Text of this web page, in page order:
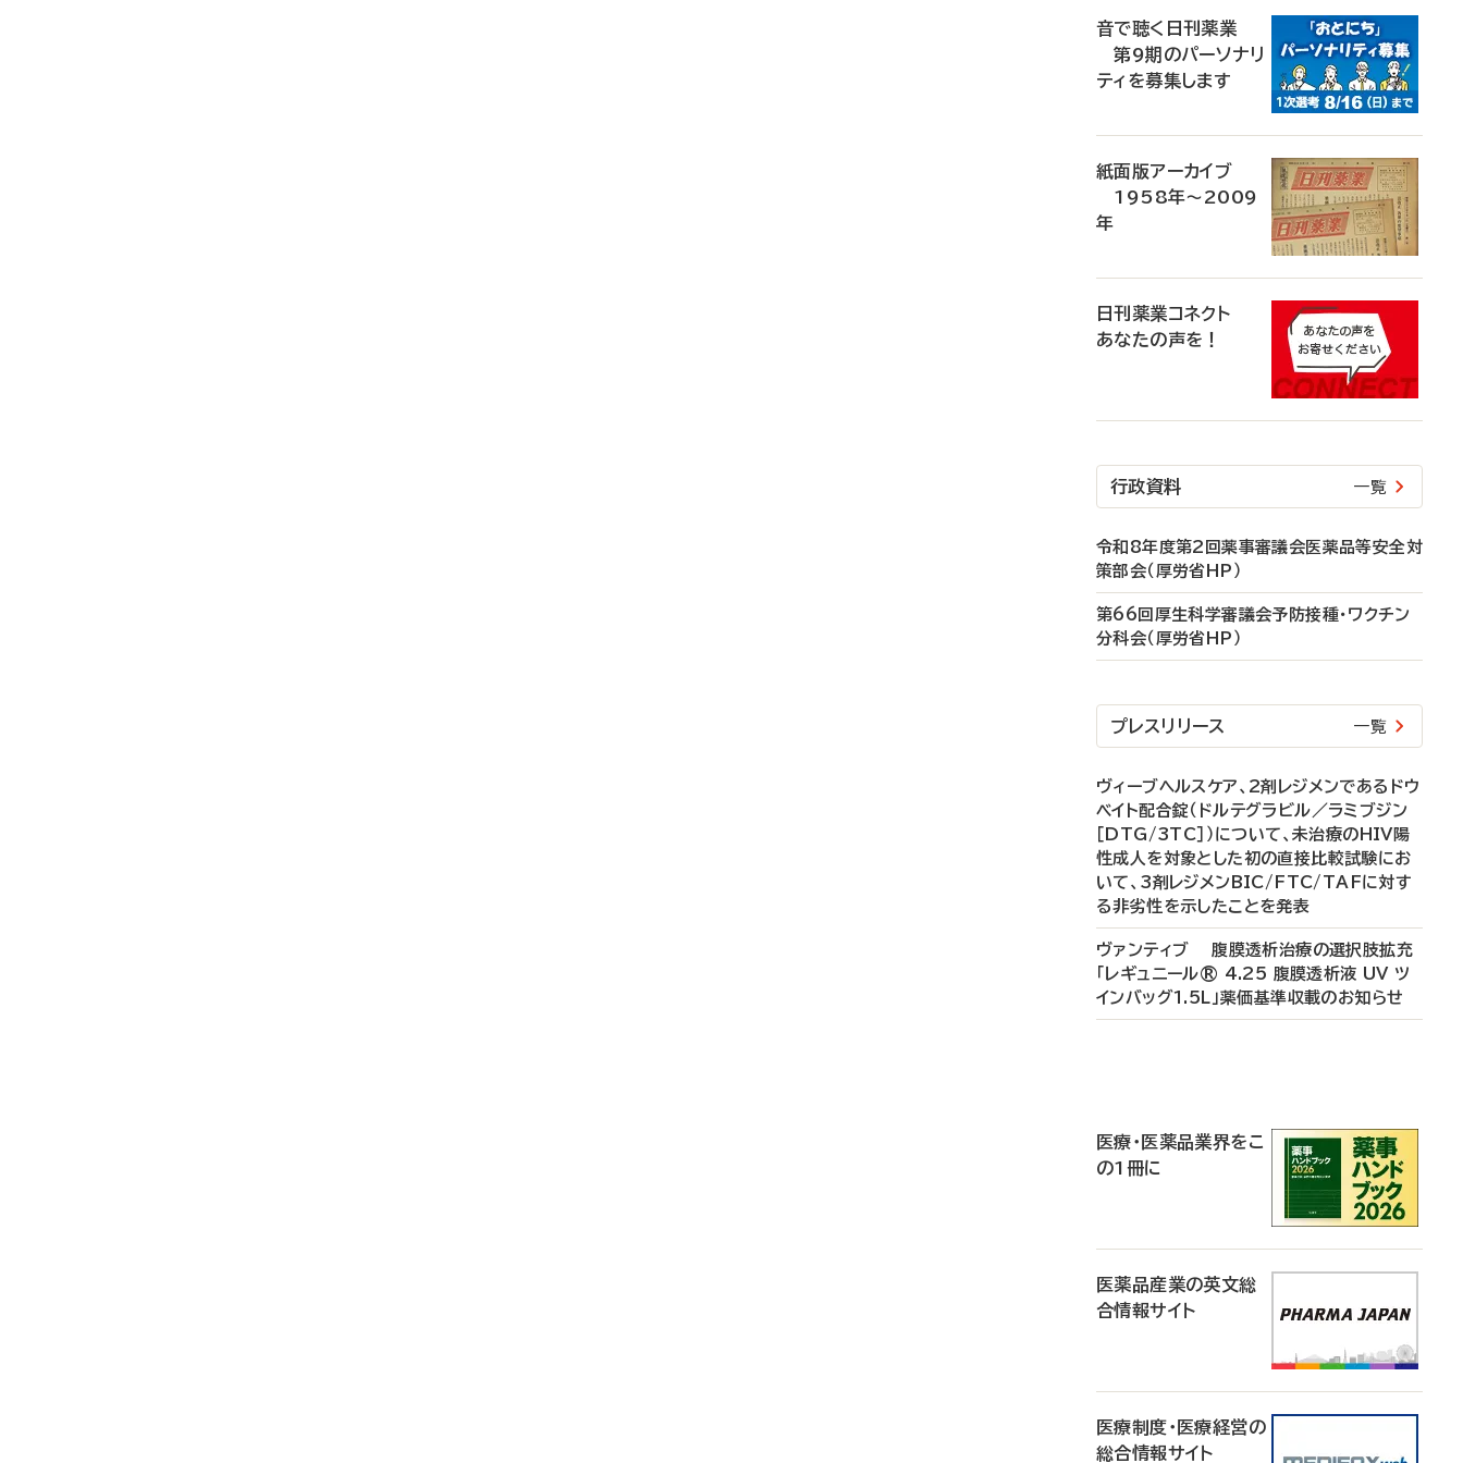
音で聴く日刊薬業
第9期のパーソナリ
ティを募集します
紙面版アーカイブ
1958年～2009
年
日刊薬業コネクト
あなたの声を！
行政資料 一覧
令和8年度第2回薬事審議会医薬品等安全対
策部会（厚労省HP）
第66回厚生科学審議会予防接種・ワクチン
分科会（厚労省HP）
プレスリリース 一覧
ヴィーブヘルスケア、2剤レジメンであるドウ
ベイト配合錠（ドルテグラビル／ラミブジン
［DTG/3TC］）について、未治療のHIV陽
性成人を対象とした初の直接比較試験にお
いて、3剤レジメンBIC/FTC/TAFに対す
る非劣性を示したことを発表
ヴァンティブ 腹膜透析治療の選択肢拡充
「レギュニール® 4.25 腹膜透析液 UV ツ
インバッグ1.5L」薬価基準収載のお知らせ
医療・医薬品業界をこ
の1冊に
医薬品産業の英文総
合情報サイト
医療制度・医療経営の
総合情報サイト